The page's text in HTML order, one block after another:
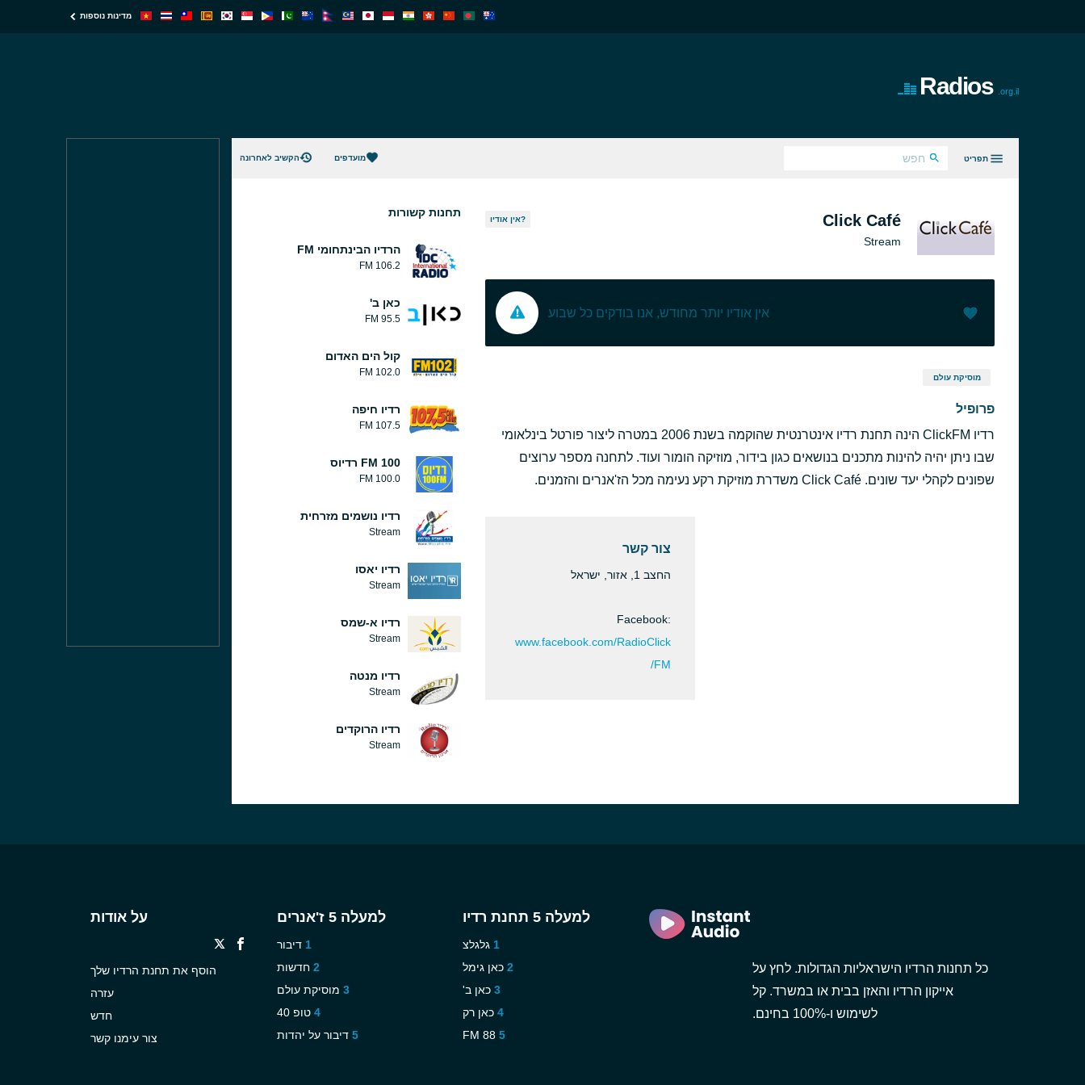
מדינות נוספות
Radios .org.il
תפריט מועדפים הקשיב לאחרונה
Click Café
Stream
אין אודיו?
אין אודיו יותר מחודש, אנו בודקים כל שבוע
מוסיקת עולם
פרופיל
רדיו ClickFM הינה תחנת רדיו אינטרנטית שהוקמה בשנת 2006 במטרה ליצור פורטל בינלאומי
שבו ניתן יהיה להינות מתכנים בנושאים כגון בידור, מוזיקה הומור ועוד. לתחנה מספר ערוצים
שפונים לקהלי יעד שונים. Click Café משדרת מוזיקת רקע נעימה מכל הז'אנרים והזמנים.
צור קשר
החצב 1, אזור, ישראל
Facebook:
www.facebook.com/RadioClick
FM/
תחנות קשורות
הרדיו הבינתחומי FM
106.2 FM
כאן ב'
95.5 FM
קול הים האדום
102.0 FM
רדיו חיפה
107.5 FM
FM 100 רדיוס
100.0 FM
רדיו נושמים מזרחית
Stream
רדיו יאסו
Stream
רדיו א-שמס
Stream
רדיו מנטה
Stream
רדיו הרוקדים
Stream
כל תחנות הרדיו הישראליות הגדולות. לחץ על
אייקון הרדיו והאזן בבית או במשרד. קל
לשימוש ו-100% בחינם.
למעלה 5 תחנת רדיו
גלגלצ
כאן גימל
כאן ב'
כאן רק
88 FM
למעלה 5 ז'אנרים
דיבור
חדשות
מוסיקת עולם
טופ 40
דיבור על יהדות
על אודות
הוסף את תחנת הרדיו שלך
עזרה
חדש
צור עימנו קשר